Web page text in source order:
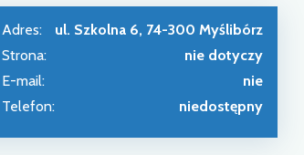
Adres:
ul. Szkolna 6, 74-300 Myślibórz
Strona:
nie dotyczy
E-mail:
nie
Telefon:
niedostępny